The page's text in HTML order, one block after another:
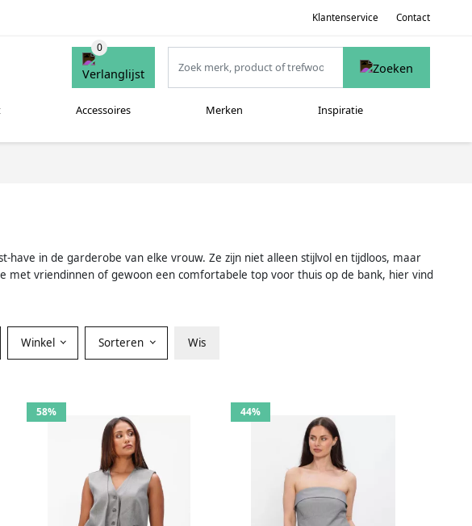
Klantenservice Contact
Accessoires Merken Inspiratie
in de garderobe van elke vrouw. Ze zijn niet alleen stijlvol en tijdloos, maar
met vriendinnen of gewoon een comfortabele top voor thuis op de bank, hier vind
Winkel Sorteren Wis
58% 44%